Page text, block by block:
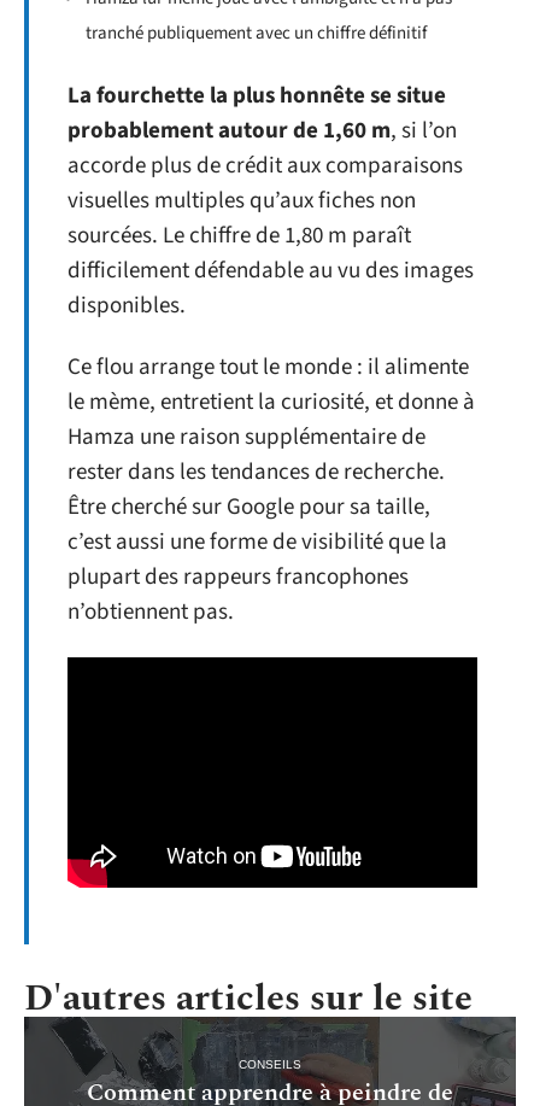
tranché publiquement avec un chiffre définitif
La fourchette la plus honnête se situe
probablement autour de 1,60 m, si l’on
accorde plus de crédit aux comparaisons
visuelles multiples qu’aux fiches non
sourcées. Le chiffre de 1,80 m paraît
difficilement défendable au vu des images
disponibles.
Ce flou arrange tout le monde : il alimente
le mème, entretient la curiosité, et donne à
Hamza une raison supplémentaire de
rester dans les tendances de recherche.
Être cherché sur Google pour sa taille,
c’est aussi une forme de visibilité que la
plupart des rappeurs francophones
n’obtiennent pas.
D'autres articles sur le site
CONSEILS
Comment apprendre à peindre de